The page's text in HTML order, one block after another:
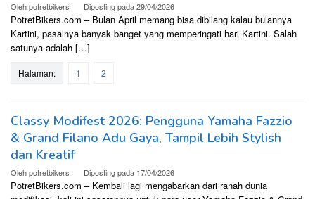
Olehpotretbikers Diposting pada29/04/2026
PotretBikers.com – Bulan April memang bisa dibilang kalau bulannya
Kartini, pasalnya banyak banget yang memperingati hari Kartini. Salah
satunya adalah […]
Halaman: 1 2
Classy Modifest 2026: Pengguna Yamaha Fazzio
& Grand Filano Adu Gaya, Tampil Lebih Stylish
dan Kreatif
Olehpotretbikers Diposting pada 17/04/2026
PotretBikers.com – Kembali lagi mengabarkan dari ranah dunia